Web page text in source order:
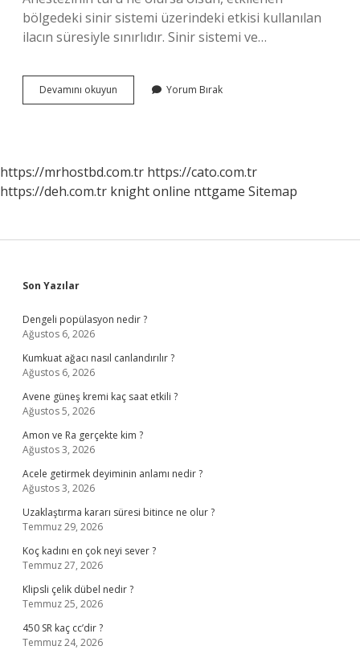
bölgedeki sinir sistemi üzerindeki etkisi kullanılan
ilacın süresiyle sınırlıdır. Sinir sistemi ve…
Devamını okuyun Anestezik
Etki
Yorum Bırak
https://mrhostbd.com.tr https://cato.com.tr
https://deh.com.tr knight online nttgame Sitemap
Sidebar
Son Yazılar
Dengeli popülasyon nedir ?
Ağustos 6, 2026
Kumkuat ağacı nasıl canlandırılır ?
Ağustos 6, 2026
Avene güneş kremi kaç saat etkili ?
Ağustos 5, 2026
Amon ve Ra gerçekte kim ?
Ağustos 3, 2026
Acele getirmek deyiminin anlamı nedir ?
Ağustos 3, 2026
Uzaklaştırma kararı süresi bitince ne olur ?
Temmuz 29, 2026
Koç kadını en çok neyi sever ?
Temmuz 27, 2026
Klipsli çelik dübel nedir ?
Temmuz 25, 2026
450 SR kaç cc’dir ?
Temmuz 24, 2026